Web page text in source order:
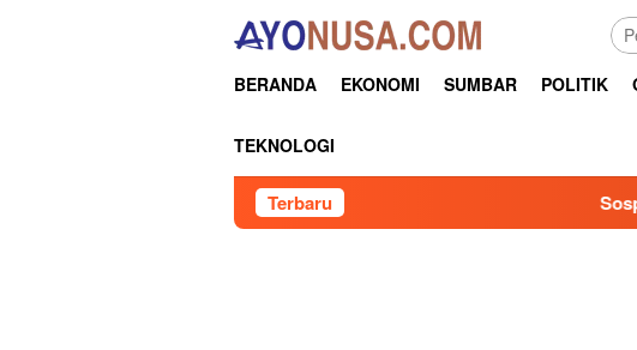
BERANDA EKONOMI SUMBAR POLITIK
TEKNOLOGI
Terbaru Sosper Ketua